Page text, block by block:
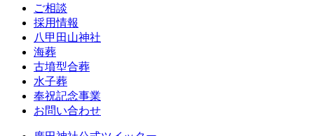
ご相談
採用情報
八甲田山神社
海葬
古墳型合葬
水子葬
奉祝記念事業
お問い合わせ